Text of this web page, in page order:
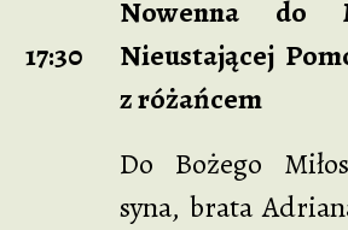
17:30
Nowenna do
Nieustającej
z różańcem
Do Bożego
syna, brata